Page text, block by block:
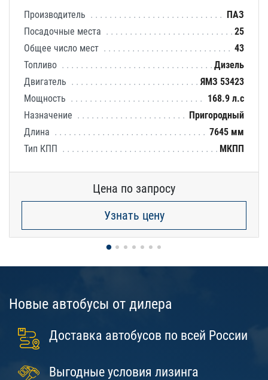
Производитель
ПАЗ
Посадочные места
25
Общее число мест
43
Топливо
Дизель
Двигатель
ЯМЗ 53423
Мощность
168.9 л.с
Назначение
Пригородный
Длина
7645 мм
Тип КПП
МКПП
Цена по запросу
Узнать цену
Новые автобусы от дилера
Доставка автобусов по всей России
Выгодные условия лизинга